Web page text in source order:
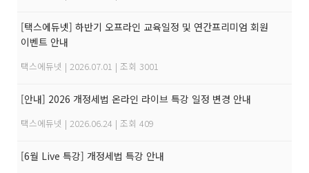
[택스에듀넷] 하반기 오프라인 교육일정 및 연간프리미엄 회원
이벤트 안내
택스에듀넷 | 2026.07.01 | 조회 3001
[안내] 2026 개정세법 온라인 라이브 특강 일정 변경 안내
택스에듀넷 | 2026.06.24 | 조회 409
[6월 Live 특강] 개정세법 특강 안내